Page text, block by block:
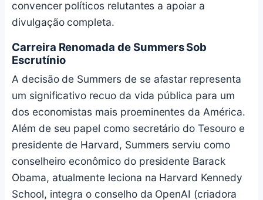
convencer políticos relutantes a apoiar a
divulgação completa.
Carreira Renomada de Summers Sob
Escrutínio
A decisão de Summers de se afastar representa
um significativo recuo da vida pública para um
dos economistas mais proeminentes da América.
Além de seu papel como secretário do Tesouro e
presidente de Harvard, Summers serviu como
conselheiro econômico do presidente Barack
Obama, atualmente leciona na Harvard Kennedy
School, integra o conselho da OpenAI (criadora